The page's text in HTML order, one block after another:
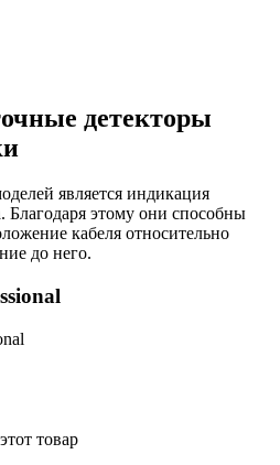
детекторы
является индикация
Благодаря этому они способны
кабеля относительно
до него.
товар